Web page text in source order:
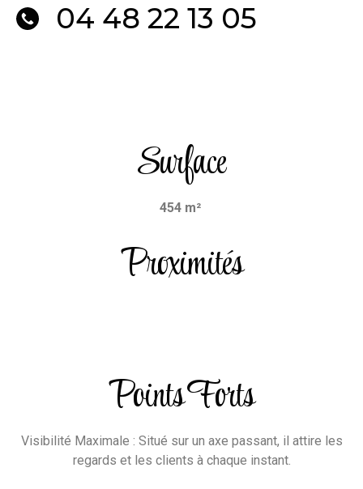
04 48 22 13 05
Surface
454 m²
Proximités
Points Forts
Visibilité Maximale : Situé sur un axe passant, il attire les
regards et les clients à chaque instant.